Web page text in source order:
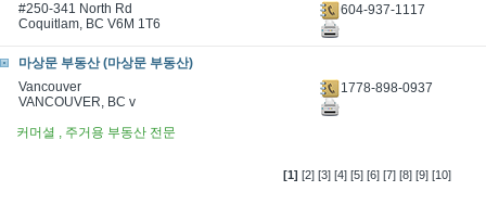
#250-341 North Rd
Coquitlam, BC V6M 1T6
604-937-1117
마상문 부동산 (마상문 부동산)
Vancouver
VANCOUVER, BC v
1778-898-0937
커머셜 , 주거용 부동산 전문
[1] [2] [3] [4] [5] [6] [7] [8] [9] [10]